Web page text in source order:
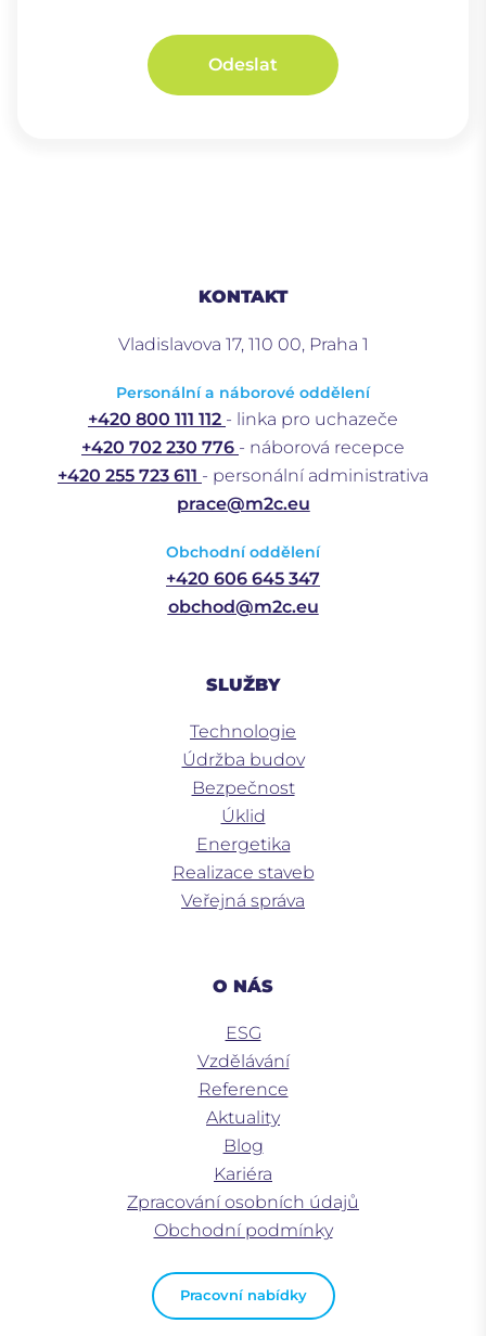
Odeslat
KONTAKT
Vladislavova 17, 110 00, Praha 1
Personální a náborové oddělení
+420 800 111 112 - linka pro uchazeče
+420 702 230 776 - náborová recepce
+420 255 723 611 - personální administrativa
prace@m2c.eu
Obchodní oddělení
+420 606 645 347
obchod@m2c.eu
SLUŽBY
Technologie
Údržba budov
Bezpečnost
Úklid
Energetika
Realizace staveb
Veřejná správa
O NÁS
ESG
Vzdělávání
Reference
Aktuality
Blog
Kariéra
Zpracování osobních údajů
Obchodní podmínky
Pracovní nabídky